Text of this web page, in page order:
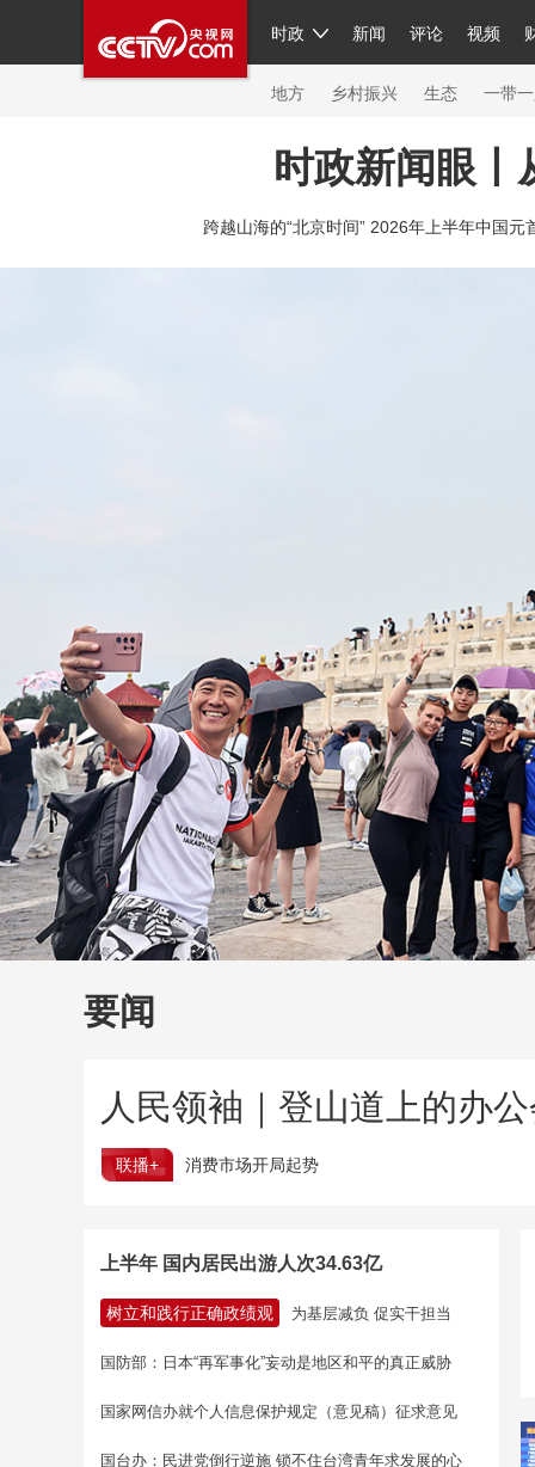
时政 新闻 评论 视频
人民领袖习近平 联播+ 中国
直播 片库 栏目大全 节目单
繁体 海外频道 iPanda
地方 乡村振兴 生态 一带
网络春晚 共产党员网 秧纪录 纪
新闻 国内 国际 评论 经济 军事 科技
大国保险 云顶对话 云
CCTV.节目官网 直播 节目单 栏目 片库
时政新闻眼丨
跨越山海的“北京时间” 2026年上半年中国元
要闻
人民领袖｜登山道上的办
联播+ 消费市场开局起势
上半年 国内居民出游人次34.63亿
树立和践行正确政绩观 为基层减负 促实干担当
国防部：日本“再军事化”妄动是地区和平的真正威胁
国家网信办就个人信息保护规定（意见稿）征求意见
国台办：民进党倒行逆施 锁不住台湾青年求发展的心